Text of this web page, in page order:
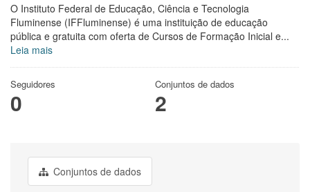
O Instituto Federal de Educação, Ciência e Tecnologia
Fluminense (IFFluminense) é uma instituição de educação
pública e gratuita com oferta de Cursos de Formação Inicial e...
Leia mais
Seguidores
0
Conjuntos de dados
2
Conjuntos de dados